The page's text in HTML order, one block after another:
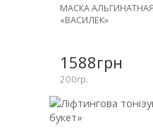
МАСКА
«ВАСИЛЕК»
1588грн
200гр.